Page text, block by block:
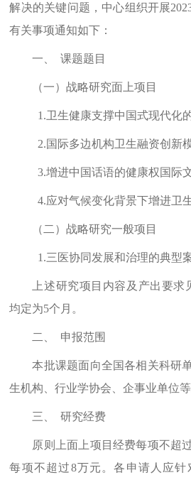
解决的关键问题，中心组织开展
有关事项通知如下：
一、 课题题目
（一）战略研究面上项目
1.卫生健康支撑中国式现代化
2.国际多边机构卫生融资创新
3.增进中国话语的健康权国际
4.应对气候变化背景下增进卫
（二）战略研究一般项目
1 .三医协同发展和治理的典型
上述研究项目内容及产出要求
均定为5个月。
二、 申报范围
本批课题面向全国各相关科研
生机构、行业学协会、企事业单位等
三、 研究经费
原则上面上项目 经费每项不超
每项不超过8万元。各申请人应针